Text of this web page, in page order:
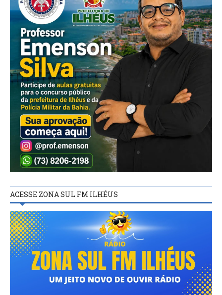
ACESSE ZONA SUL FM ILHÉUS